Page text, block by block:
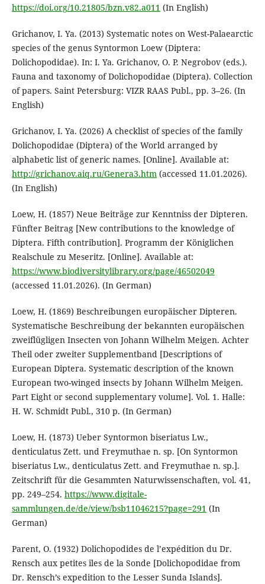
https://doi.org/10.21805/bzn.v82.a011 (In English)
Grichanov, I. Ya. (2013) Systematic notes on West-Palaearctic
species of the genus Syntormon Loew (Diptera:
Dolichopodidae). In: I. Ya. Grichanov, O. P. Negrobov (eds.).
Fauna and taxonomy of Dolichopodidae (Diptera). Collection
of papers. Saint Petersburg: VIZR RAAS Publ., pp. 3–26. (In
English)
Grichanov, I. Ya. (2026) A checklist of species of the family
Dolichopodidae (Diptera) of the World arranged by
alphabetic list of generic names. [Online]. Available at:
http://grichanov.aiq.ru/Genera3.htm(accessed 11.01.2026).
(In English)
Loew, H. (1857) Neue Beiträge zur Kenntniss der Dipteren.
Fünfter Beitrag [New contributions to the knowledge of
Diptera. Fifth contribution]. Programm der Königlichen
Realschule zu Meseritz. [Online]. Available at:
https://www.biodiversitylibrary.org/page/46502049
(accessed 11.01.2026). (In German)
Loew, H. (1869) Beschreibungen europäischer Dipteren.
Systematische Beschreibung der bekannten europäischen
zweiflügligen Insecten von Johann Wilhelm Meigen. Achter
Theil oder zweiter Supplementband [Descriptions of
European Diptera. Systematic description of the known
European two-winged insects by Johann Wilhelm Meigen.
Part Eight or second supplementary volume]. Vol. 1. Halle:
H. W. Schmidt Publ., 310 p. (In German)
Loew, H. (1873) Ueber Syntormon biseriatus Lw.,
denticulatus Zett. und Freymuthae n. sp. [On Syntormon
biseriatus Lw., denticulatus Zett. and Freymuthae n. sp.].
Zeitschrift für die Gesammten Naturwissenschaften, vol. 41,
pp. 249–254. https://www.digitale-
sammlungen.de/de/view/bsb11046215?page=291 (In
German)
Parent, O. (1932) Dolichopodides de l’expédition du Dr.
Rensch aux petites îles de la Sonde [Dolichopodidae from
Dr. Rensch’s expedition to the Lesser Sunda Islands].